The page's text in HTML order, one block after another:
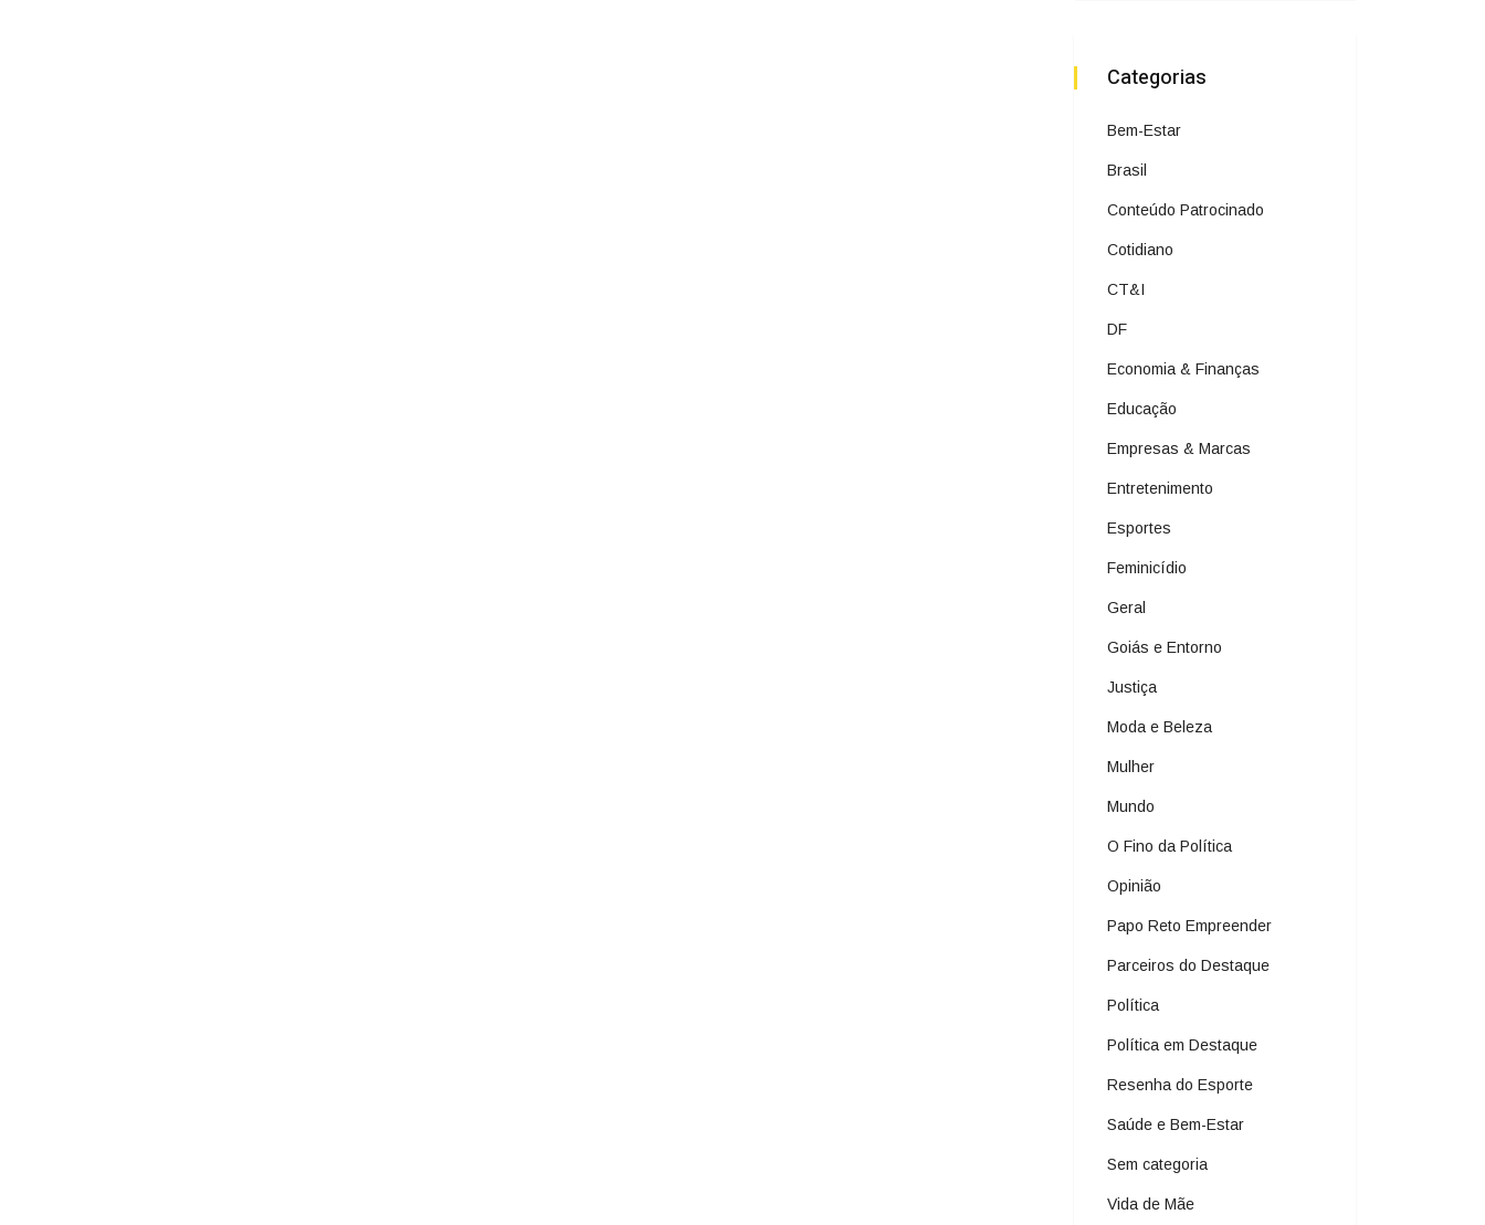
Categorias
Bem-Estar
Brasil
Conteúdo Patrocinado
Cotidiano
CT&I
DF
Economia & Finanças
Educação
Empresas & Marcas
Entretenimento
Esportes
Feminicídio
Geral
Goiás e Entorno
Justiça
Moda e Beleza
Mulher
Mundo
O Fino da Política
Opinião
Papo Reto Empreender
Parceiros do Destaque
Política
Política em Destaque
Resenha do Esporte
Saúde e Bem-Estar
Sem categoria
Vida de Mãe